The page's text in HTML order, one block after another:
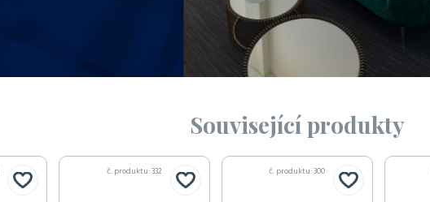
Související produkty
č. produktu: 332 č. produktu: 300